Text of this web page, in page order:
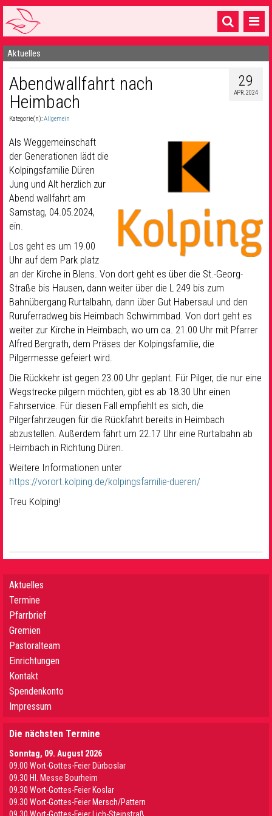
Startseite
1 Pfarrei
16 Gemeinden & mehr
Sakramente & Feste
Gemeinschaft & Soziales
Musik& Kultur
Seelsorge & Kontakt
Aktuelles
29
APR. 2024
Abendwallfahrt nach
Heimbach
Kategorie(n):Allgemein
Als Weggemeinschaft
der Generationen lädt die
Kolpingsfamilie Düren
Jung und Alt herzlich zur
Abend wallfahrt am
Samstag, 04.05.2024,
ein.
Los geht es um 19.00
Uhr auf dem Park platz
an der Kirche in Blens. Von dort geht es über die St.-Georg-
Straße bis Hausen, dann weiter über die L 249 bis zum
Bahnübergang Rurtalbahn, dann über Gut Habersaul und den
Ruruferradweg bis Heimbach Schwimmbad. Von dort geht es
weiter zur Kirche in Heimbach, wo um ca. 21.00 Uhr mit Pfarrer
Alfred Bergrath, dem Präses der Kolpingsfamilie, die
Pilgermesse gefeiert wird.
Die Rückkehr ist gegen 23.00 Uhr geplant. Für Pilger, die nur eine
Wegstrecke pilgern möchten, gibt es ab 18.30 Uhr einen
Fahrservice. Für diesen Fall empfiehlt es sich, die
Pilgerfahrzeugen für die Rückfahrt bereits in Heimbach
abzustellen. Außerdem fährt um 22.17 Uhr eine Rurtalbahn ab
Heimbach in Richtung Düren.
Weitere Informationen unter
https://vorort.kolping.de/kolpingsfamilie-dueren/
Treu Kolping!
Aktuelles
Termine
Pfarrbrief
Gremien
Pastoralteam
Einrichtungen
Kontakt
Spendenkonto
Impressum
Die nächsten Termine
Sonntag, 09. August 2026
09.00 Wort-Gottes-Feier Dürboslar
09.30 HI. Messe Bourheim
09.30 Wort-Gottes-Feier Koslar
09.30 Wort-Gottes-Feier Mersch/Pattern